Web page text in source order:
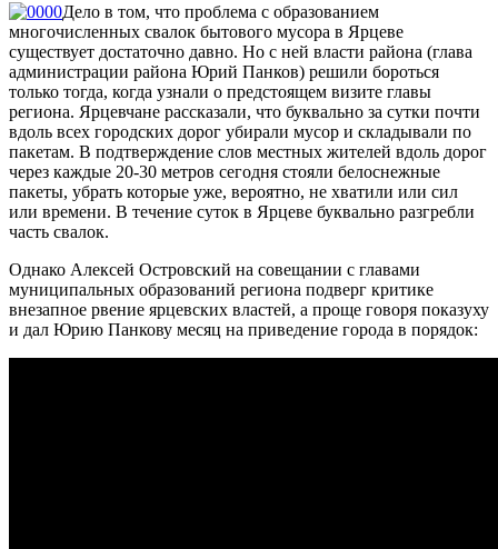
Дело в том, что проблема с образованием
многочисленных свалок бытового мусора в Ярцеве
существует достаточно давно. Но с ней власти района (глава
администрации района Юрий Панков) решили бороться
только тогда, когда узнали о предстоящем визите главы
региона. Ярцевчане рассказали, что буквально за сутки почти
вдоль всех городских дорог убирали мусор и складывали по
пакетам. В подтверждение слов местных жителей вдоль дорог
через каждые 20-30 метров сегодня стояли белоснежные
пакеты, убрать которые уже, вероятно, не хватили или сил
или времени. В течение суток в Ярцеве буквально разгребли
часть свалок.
Однако Алексей Островский на совещании с главами
муниципальных образований региона подверг критике
внезапное рвение ярцевских властей, а проще говоря показуху
и дал Юрию Панкову месяц на приведение города в порядок: